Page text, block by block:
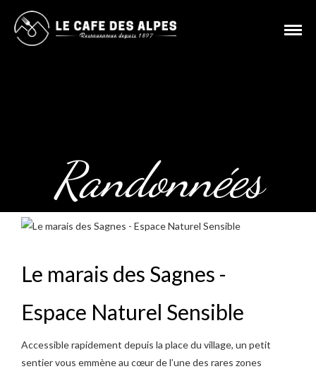
Randonnées
Le marais des Sagnes -
Espace Naturel Sensible
Accessible rapidement depuis la place du village, un petit
sentier vous emmène au cœur de l’une des rares zones